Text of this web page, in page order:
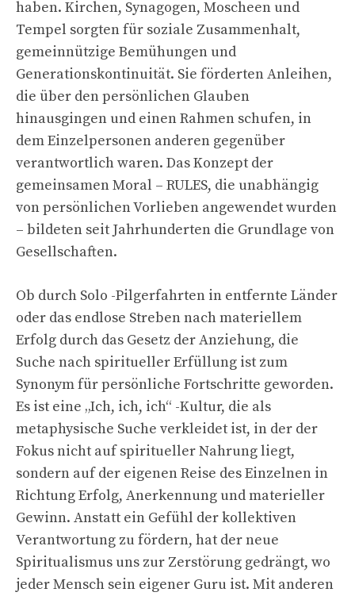
haben. Kirchen, Synagogen, Moscheen und
Tempel sorgten für soziale Zusammenhalt,
gemeinnützige Bemühungen und
Generationskontinuität. Sie förderten Anleihen,
die über den persönlichen Glauben
hinausgingen und einen Rahmen schufen, in
dem Einzelpersonen anderen gegenüber
verantwortlich waren. Das Konzept der
gemeinsamen Moral – RULES, die unabhängig
von persönlichen Vorlieben angewendet wurden
– bildeten seit Jahrhunderten die Grundlage von
Gesellschaften.
Ob durch Solo -Pilgerfahrten in entfernte Länder
oder das endlose Streben nach materiellem
Erfolg durch das Gesetz der Anziehung, die
Suche nach spiritueller Erfüllung ist zum
Synonym für persönliche Fortschritte geworden.
Es ist eine „Ich, ich, ich“ -Kultur, die als
metaphysische Suche verkleidet ist, in der der
Fokus nicht auf spiritueller Nahrung liegt,
sondern auf der eigenen Reise des Einzelnen in
Richtung Erfolg, Anerkennung und materieller
Gewinn. Anstatt ein Gefühl der kollektiven
Verantwortung zu fördern, hat der neue
Spiritualismus uns zur Zerstörung gedrängt, wo
jeder Mensch sein eigener Guru ist. Mit anderen